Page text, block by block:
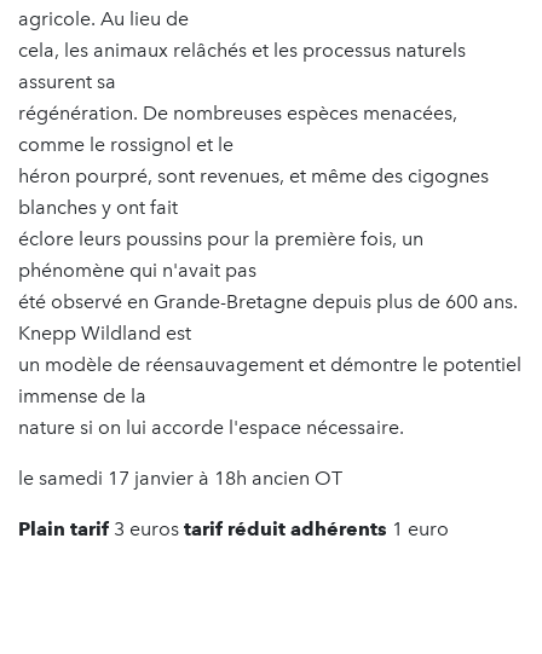
agricole. Au lieu de
cela, les animaux relâchés et les processus naturels
assurent sa
régénération. De nombreuses espèces menacées,
comme le rossignol et le
héron pourpré, sont revenues, et même des cigognes
blanches y ont fait
éclore leurs poussins pour la première fois, un
phénomène qui n'avait pas
été observé en Grande-Bretagne depuis plus de 600 ans.
Knepp Wildland est
un modèle de réensauvagement et démontre le potentiel
immense de la
nature si on lui accorde l'espace nécessaire.
le samedi 17 janvier à 18h ancien OT
Plain tarif 3 euros tarif réduit adhérents 1 euro